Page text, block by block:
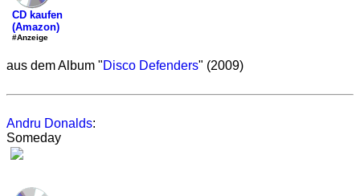
CD kaufen
(Amazon)
#Anzeige
aus dem Album "Disco Defenders" (2009)
Andru Donalds:
Someday